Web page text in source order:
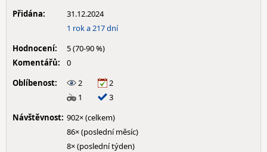
Přidána:
31.12.2024
1 rok a 217 dní
Hodnocení:
5 (70-90 %)
Komentářů:
0
Oblíbenost:
2
2
1
3
Návštěvnost: 902× (celkem)
86× (poslední měsíc)
8× (poslední týden)